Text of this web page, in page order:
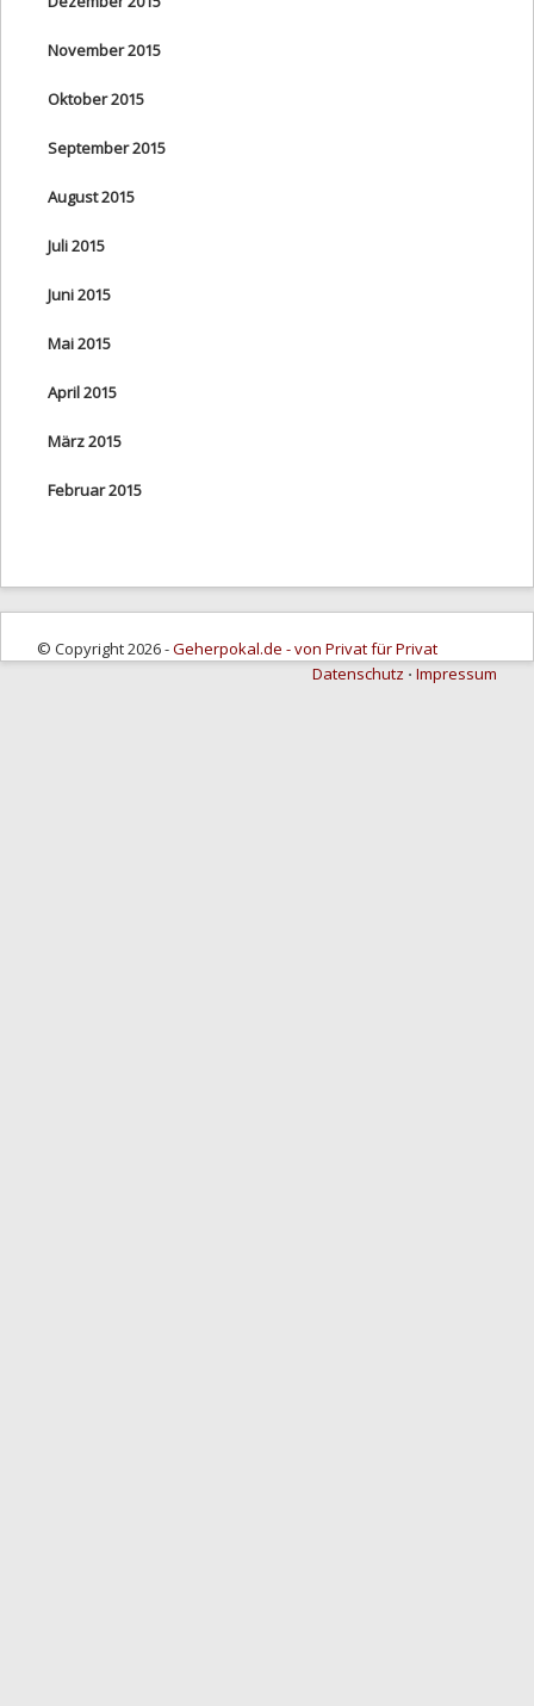
November 2015
Oktober 2015
September 2015
August 2015
Juli 2015
Juni 2015
Mai 2015
April 2015
März 2015
Februar 2015
© Copyright 2026 -Geherpokal.de - von Privat für Privat
Datenschutz ⋅ Impressum